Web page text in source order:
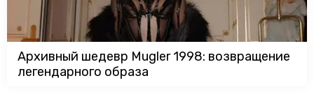
Архивный шедевр Mugler 1998: возвращение
легендарного образа